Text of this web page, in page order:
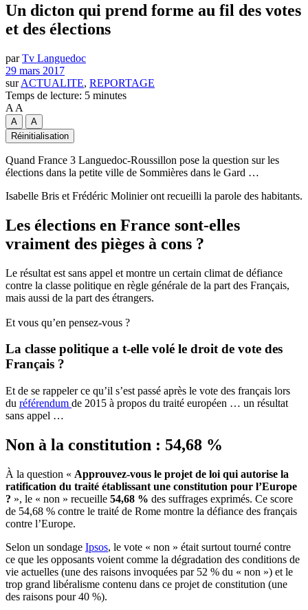
Un dicton qui prend forme au fil des votes
et des élections
par Tv Languedoc
29 mars 2017
sur ACTUALITE, REPORTAGE
Temps de lecture: 5 minutes
A A
A
A
Réinitialisation
Quand France 3 Languedoc-Roussillon pose la question sur les
élections dans la petite ville de Sommières dans le Gard …
Isabelle Bris et Frédéric Molinier ont recueilli la parole des habitants.
Les élections en France sont-elles
vraiment des pièges à cons ?
Le résultat est sans appel et montre un certain climat de défiance
contre la classe politique en règle générale de la part des Français,
mais aussi de la part des étrangers.
Et vous qu’en pensez-vous ?
La classe politique a t-elle volé le droit de vote des
Français ?
Et de se rappeler ce qu’il s’est passé après le vote des français lors
du référendum de 2015 à propos du traité européen … un résultat
sans appel …
Non à la constitution : 54,68 %
À la question « Approuvez-vous le projet de loi qui autorise la
ratification du traité établissant une constitution pour l’Europe
? », le « non » recueille 54,68 % des suffrages exprimés. Ce score
de 54,68 % contre le traité de Rome montre la défiance des français
contre l’Europe.
Selon un sondage Ipsos, le vote « non » était surtout tourné contre
ce que les opposants voient comme la dégradation des conditions de
vie actuelles (une des raisons invoquées par 52 % du « non ») et le
trop grand libéralisme contenu dans ce projet de constitution (une
des raisons pour 40 %).